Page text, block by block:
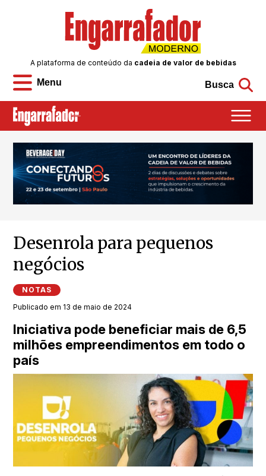
Menu
A plataforma de conteúdo da cadeia de valor de bebidas
Busca
Desenrola para pequenos
negócios
NOTAS
Publicado em 13 de maio de 2024
Iniciativa pode beneficiar mais de 6,5
milhões empreendimentos em todo o
país